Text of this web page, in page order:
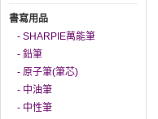
書寫用品
- SHARPIE萬能筆
- 鉛筆
- 原子筆(筆芯)
- 中油筆
- 中性筆